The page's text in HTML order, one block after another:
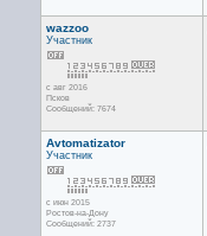
wazzoo
Участник
с авг 2016
Псков
Сообщений: 7674
Avtomatizator
Участник
с июн 2015
Ростов-на-Дону
Сообщений: 2737